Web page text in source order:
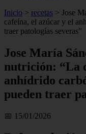
Inicio > recetas > Jose
cafeína, el azúcar y el
traer patologías severas”
Jose María
nutrición: “La
anhídrido
pueden traer
📅 15/01/2026